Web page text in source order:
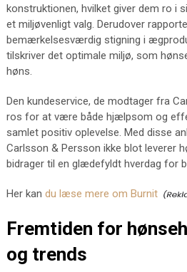
konstruktionen, hvilket giver dem ro i
et miljøvenligt valg. Derudover
bemærkelsesværdig stigning i
tilskriver det optimale miljø, som
høns.
Den kundeservice, de modtager fra
ros for at være både hjælpsom og
samlet positiv oplevelse. Med disse
Carlsson & Persson ikke blot leverer
bidrager til en glædefyldt hverdag for
Her kan du læse mere om Burnit
Fremtiden for
og trends